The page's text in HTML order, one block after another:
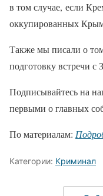
в том случае, если
оккупированных
Также мы писали о
подготовку встречи с
Подписывайтесь на
первыми о главных
По материалам:
Категории: Криминал